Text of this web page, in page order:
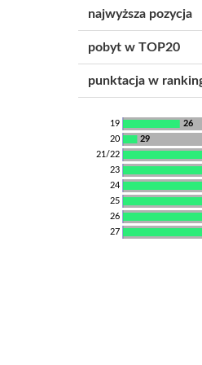
najwyższa pozycja
pobyt w TOP20
punktacja w
26
19
29
20
21/22
23
24
25
26
27